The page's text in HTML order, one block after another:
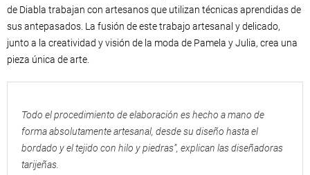
de Diabla trabajan con artesanos que utilizan técnicas aprendidas de
sus antepasados. La fusión de este trabajo artesanal y delicado,
junto a la creatividad y visión de la moda de Pamela y Julia, crea una
pieza única de arte.
Todo el procedimiento de elaboración es hecho a mano de
forma absolutamente artesanal, desde su diseño hasta el
bordado y el tejido con hilo y piedras”, explican las diseñadoras
tarijeñas.